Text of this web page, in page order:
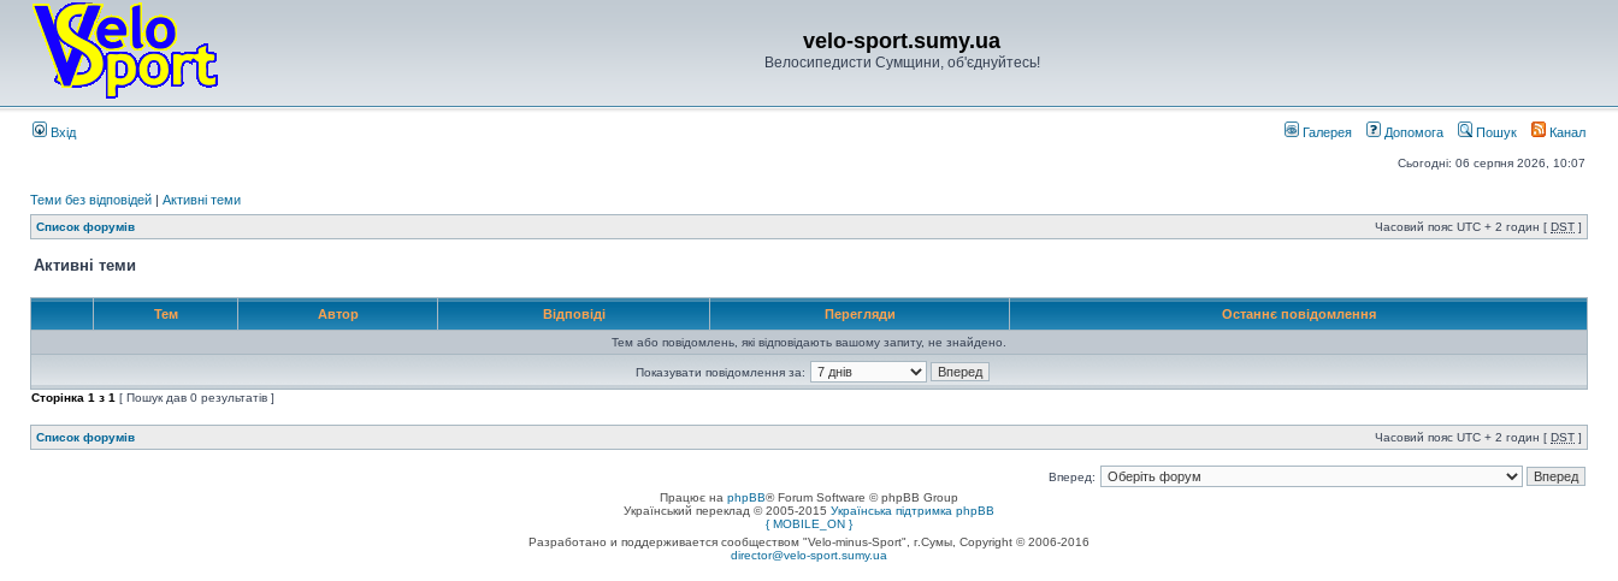
velo-sport.sumy.ua
Велосипедисти Сумщини, об'єднуйтесь!
Вхід Галерея Допомога Пошук Канал
Сьогодні: 06 серпня 2026, 10:07
Теми без відповідей | Активні теми
Список форумів Часовий пояс UTC + 2 годин [ DST ]
Активні теми
Тем Автор Відповіді Перегляди Останнє повідомлення
Тем або повідомлень, які відповідають вашому запиту, не знайдено.
Показувати повідомлення за:
Сторінка 1 з 1 [ Пошук дав 0 результатів ]
Список форумів Часовий пояс UTC + 2 годин [ DST ]
Вперед:
Працює на phpBB® Forum Software © phpBB Group
Український переклад © 2005-2015 Українська підтримка phpBB
{ MOBILE_ON }
Разработано и поддерживается сообществом "Velo-minus-Sport", г.Сумы, Copyright © 2006-2016
director@velo-sport.sumy.ua